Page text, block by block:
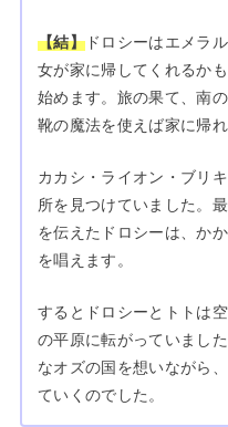
【結】ドロシーはエメラ
女が家に帰してくれるか
始めます。旅の果て、南
靴の魔法を使えば家に帰
カカシ・ライオン・ブリ
所を見つけていました。
を伝えたドロシーは、か
を唱えます。
するとドロシーとトトは
の平原に転がっていまし
なオズの国を想いながら
ていくのでした。